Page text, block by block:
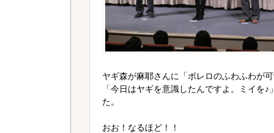
ヤギ森が麻耶さんに「ボレロのふわふわが
「今日はヤギを意識したんですよ。ミイを
た。
おお！なるほど！！